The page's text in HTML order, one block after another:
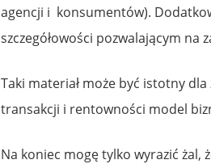
agencji i konsumentów).
szczegółowości pozwalającym
Taki materiał może być istotny
transakcji i rentowności model
Na koniec mogę tylko wyrazić żal,